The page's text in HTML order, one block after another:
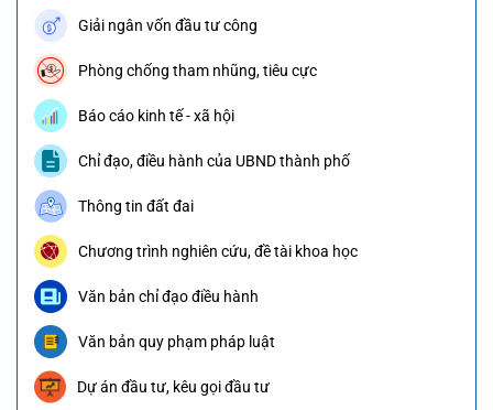
Giải ngân vốn đầu tư công
Phòng chống tham nhũng, tiêu cực
Báo cáo kinh tế - xã hội
Chỉ đạo, điều hành của UBND thành phố
Thông tin đất đai
Chương trình nghiên cứu, đề tài khoa học
Văn bản chỉ đạo điều hành
Văn bản quy phạm pháp luật
Dự án đầu tư, kêu gọi đầu tư